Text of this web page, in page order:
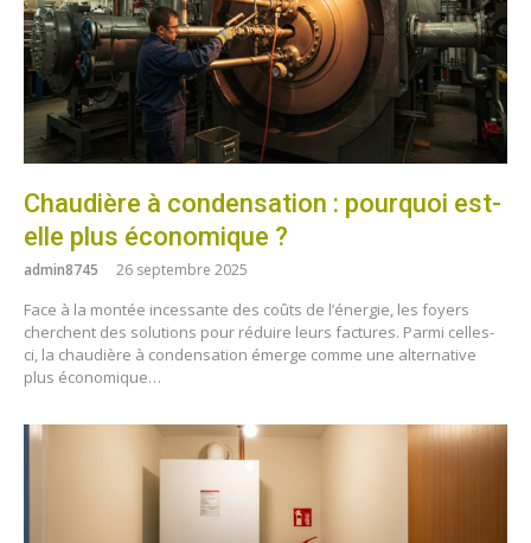
Chaudière à condensation : pourquoi est-
elle plus économique ?
admin8745 26 septembre 2025
Face à la montée incessante des coûts de l’énergie, les foyers
cherchent des solutions pour réduire leurs factures. Parmi celles-
ci, la chaudière à condensation émerge comme une alternative
plus économique…